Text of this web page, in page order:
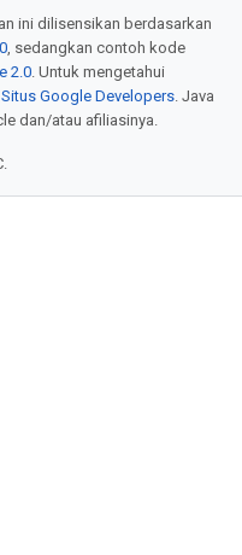
ini dilisensikan berdasarkan
, sedangkan contoh kode
2.0. Untuk mengetahui
Google Developers. Java
dan/atau afiliasinya.